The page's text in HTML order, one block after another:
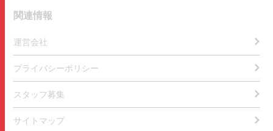
関連情報
運営会社
プライバシーポリシー
スタッフ募集
サイトマップ